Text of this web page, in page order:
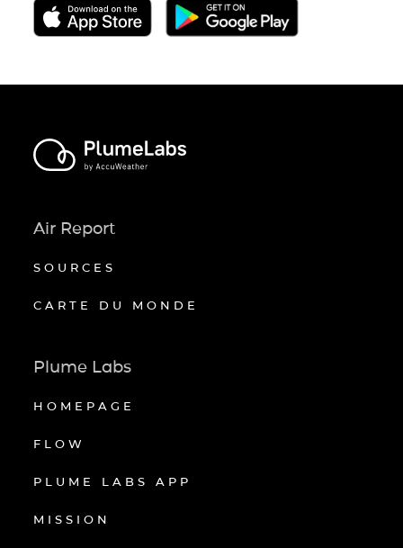
Air Report
SOURCES
CARTE DU MONDE
Plume Labs
HOMEPAGE
FLOW
PLUME LABS APP
MISSION